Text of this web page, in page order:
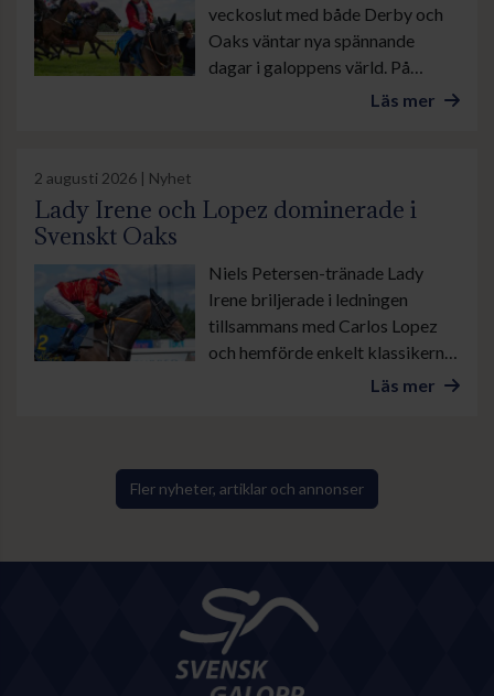
veckoslut med både Derby och
Oaks väntar nya spännande
dagar i galoppens värld. På
onsdag är det lunchgalopp på
Ålborg. Sedan avslutas veckan
med årets stora familjedag på
annat Göteborgs Stora Pris.
Läs mer
2 augusti 2026 | Nyhet
Lady Irene och Lopez dominerade i
Svenskt Oaks
Niels Petersen-tränade Lady
Irene briljerade i ledningen
tillsammans med Carlos Lopez
och hemförde enkelt klassikern
Svenskt Oaks, stonas eget Derby
Madeleine Smith i sadeln
motståndarna bakom sig genom
Läs mer
Fler nyheter, artiklar och annonser